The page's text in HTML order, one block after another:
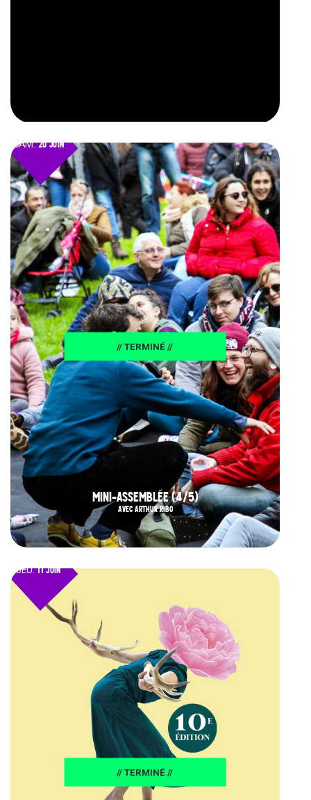
SAM.20 JUIN
// TERMINÉ //
MINI-ASSEMBLÉE (4/5)
AVEC ARTHUR RIBO
JEU.11 JUIN
// TERMINÉ //